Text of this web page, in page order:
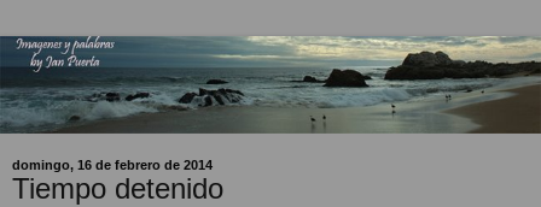
domingo, 16 de febrero de 2014
Tiempo detenido